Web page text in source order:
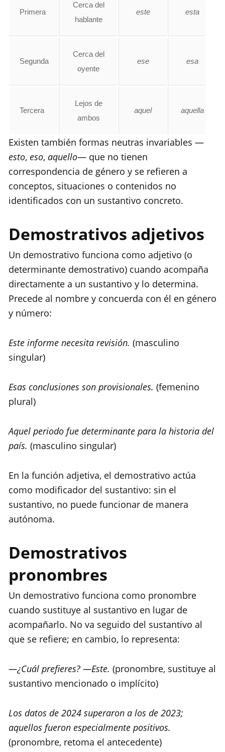
Primera
Cerca del
hablante
este esta
Segunda
Cerca del
oyente
ese esa
Tercera
Lejos de
ambos
aquel aquella
Existen también formas neutras invariables —
esto, eso, aquello— que no tienen
correspondencia de género y se refieren a
conceptos, situaciones o contenidos no
identificados con un sustantivo concreto.
Demostrativos adjetivos
Un demostrativo funciona como adjetivo (o
determinante demostrativo) cuando acompaña
directamente a un sustantivo y lo determina.
Precede al nombre y concuerda con él en género
y número:
Este informe necesita revisión. (masculino
singular)
Esas conclusiones son provisionales. (femenino
plural)
Aquel periodo fue determinante para la historia del
país. (masculino singular)
En la función adjetiva, el demostrativo actúa
como modificador del sustantivo: sin el
sustantivo, no puede funcionar de manera
autónoma.
Demostrativos
pronombres
Un demostrativo funciona como pronombre
cuando sustituye al sustantivo en lugar de
acompañarlo. No va seguido del sustantivo al
que se refiere; en cambio, lo representa:
—¿Cuál prefieres? —Este. (pronombre, sustituye al
sustantivo mencionado o implícito)
Los datos de 2024 superaron a los de 2023;
aquellos fueron especialmente positivos.
(pronombre, retoma el antecedente)